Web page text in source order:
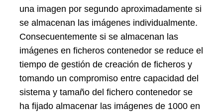
una imagen por segundo aproximadamente si
se almacenan las imágenes individualmente.
Consecuentemente si se almacenan las
imágenes en ficheros contenedor se reduce el
tiempo de gestión de creación de ficheros y
tomando un compromiso entre capacidad del
sistema y tamaño del fichero contenedor se
ha fijado almacenar las imágenes de 1000 en